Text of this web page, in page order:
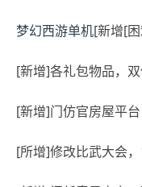
梦幻西游单机[新增[
[新增]各礼包物品，
[新增]门仿官房屋平
[所增]修改比武大会